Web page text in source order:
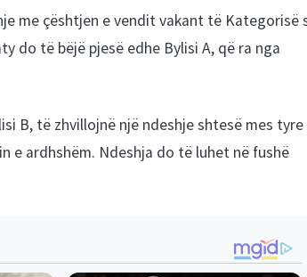
me çështjen e vendit vakant të Kategorisë
do të bëjë pjesë edhe Bylisi A, që ra nga
B, të zhvillojnë një ndeshje shtesë mes tyre
e ardhshëm. Ndeshja do të luhet në fushë